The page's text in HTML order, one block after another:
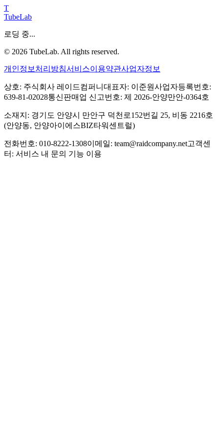
T
TubeLab
로딩 중...
© 2026 TubeLab. All rights reserved.
개인정보처리방침서비스이용약관사업자정보
상호: 주식회사 레이드컴퍼니 대표자: 이준원사업자등록번호:
639-81-02028통신판매업 신고번호: 제 2026-안양만안-0364호
소재지: 경기도 안양시 만안구 덕천로152번길 25, 비동 2216호
(안양동, 안양아이에스BIZ타워센트럴)
전화번호: 010-8222-1308이메일: team@raidcompany.net고객센
터: 서비스 내 문의 기능 이용